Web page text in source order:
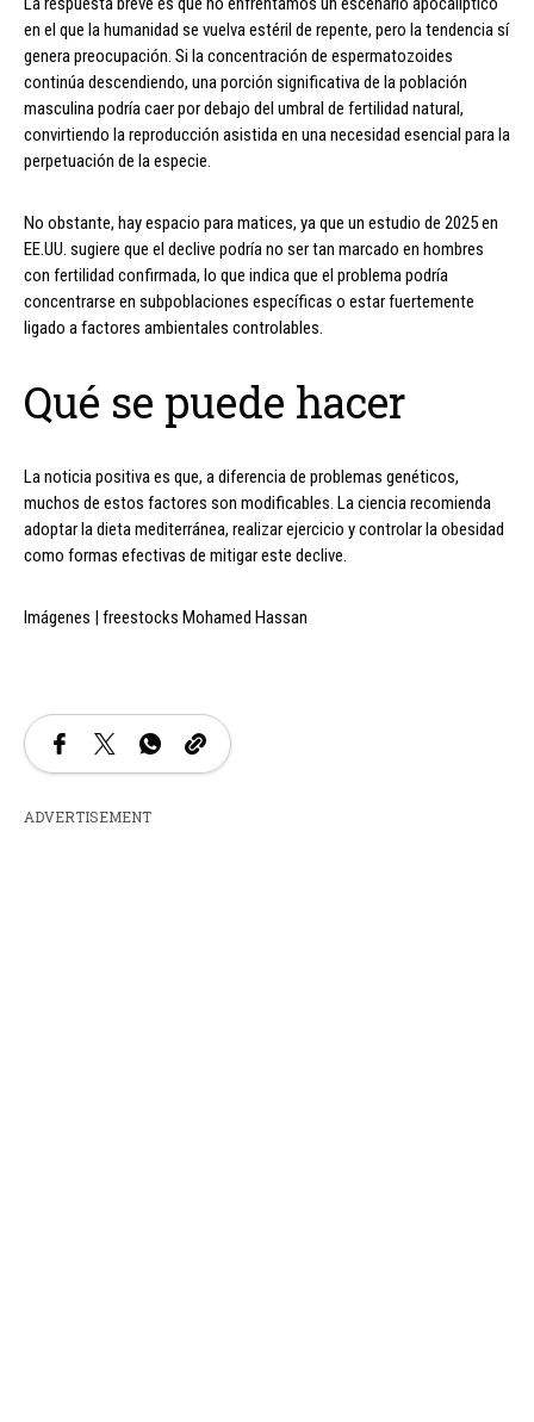
en el que la humanidad se vuelva estéril de repente, pero la tendencia sí
genera preocupación. Si la concentración de espermatozoides
continúa descendiendo, una porción significativa de la población
masculina podría caer por debajo del umbral de fertilidad natural,
convirtiendo la reproducción asistida en una necesidad esencial para la
perpetuación de la especie.
No obstante, hay espacio para matices, ya que un estudio de 2025 en
EE.UU. sugiere que el declive podría no ser tan marcado en hombres
con fertilidad confirmada, lo que indica que el problema podría
concentrarse en subpoblaciones específicas o estar fuertemente
ligado a factores ambientales controlables.
Qué se puede hacer
La noticia positiva es que, a diferencia de problemas genéticos,
muchos de estos factores son modificables. La ciencia recomienda
adoptar la dieta mediterránea, realizar ejercicio y controlar la obesidad
como formas efectivas de mitigar este declive.
Imágenes | freestocks Mohamed Hassan
ADVERTISEMENT